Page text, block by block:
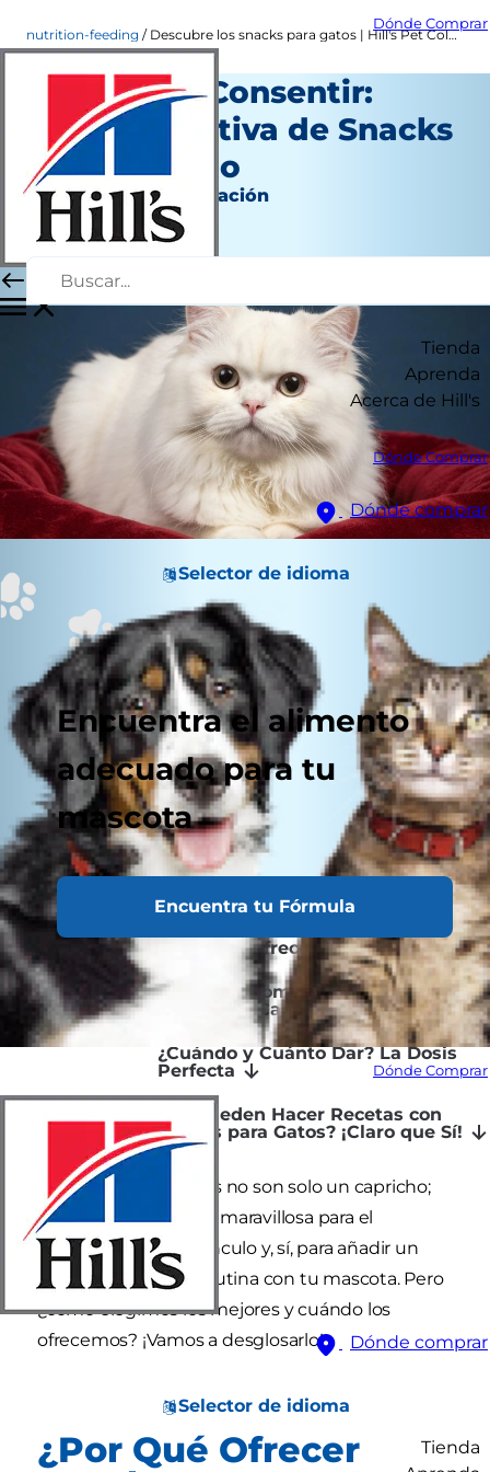
Dónde Comprar
Tienda
Aprenda
Acerca de Hill's
Dónde Comprar
Dónde comprar
Selector de idioma
Encuentra el alimento
adecuado para tu
mascota
Encuentra tu Fórmula
Dónde Comprar
Dónde comprar
Selector de idioma
Tienda
nutrition-feeding Descubre los snacks para gatos | Hill's Pet Colombia
El Arte de Consentir:
Guía Definitiva de Snacks
para tu Gato
Nutrición y alimentación
Autor del personal
|
Octubre 30, 2025
¿Por Qué Ofrecer Snacks a tu Gato?
Snacks Recomendados: Calidad
Antes que Cantidad
¿Cuándo y Cuánto Dar? La Dosis
Perfecta
¿Se Pueden Hacer Recetas con
Snacks para Gatos? ¡Claro que Sí!
Los snacks para gatos no son solo un capricho;
son una herramienta maravillosa para el
entrenamiento, el vínculo y, sí, para añadir un
poco de chispa a tu rutina con tu mascota. Pero
¿cómo elegimos los mejores y cuándo los
ofrecemos? ¡Vamos a desglosarlo!
¿Por Qué Ofrecer